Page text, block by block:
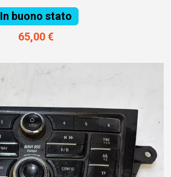
In buono stato
65,00 €